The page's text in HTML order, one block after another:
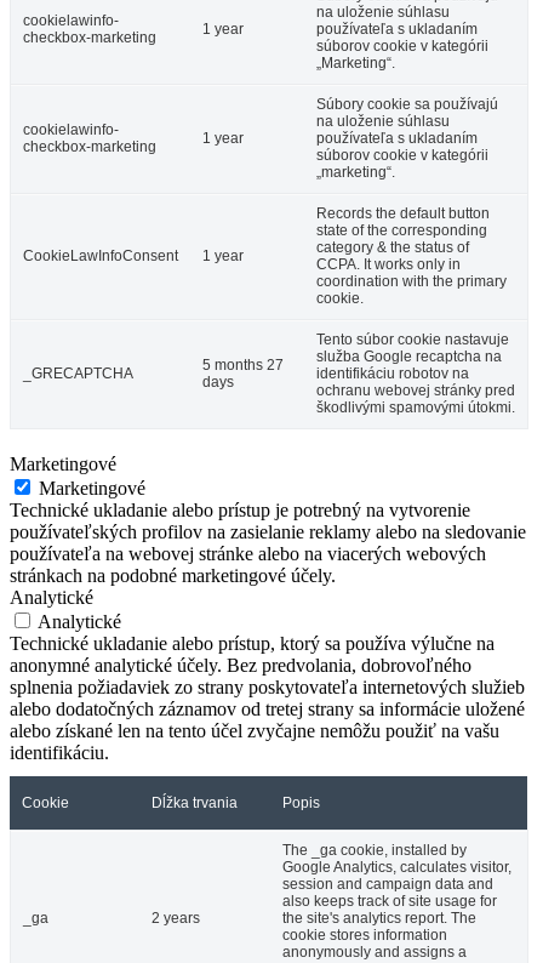
cookielawinfo-
checkbox-marketing
1 year
na uloženie súhlasu
používateľa s ukladaním
súborov cookie v kategórii
„Marketing“.
cookielawinfo-
checkbox-marketing
1 year
Súbory cookie sa používajú
na uloženie súhlasu
používateľa s ukladaním
súborov cookie v kategórii
„marketing“.
CookieLawInfoConsent 1 year
Records the default button
state of the corresponding
category & the status of
CCPA. It works only in
coordination with the primary
cookie.
_GRECAPTCHA
5 months 27
days
Tento súbor cookie nastavuje
služba Google recaptcha na
identifikáciu robotov na
ochranu webovej stránky pred
škodlivými spamovými útokmi.
Marketingové
Marketingové
Technické ukladanie alebo prístup je potrebný na vytvorenie
používateľských profilov na zasielanie reklamy alebo na sledovanie
používateľa na webovej stránke alebo na viacerých webových
stránkach na podobné marketingové účely.
Analytické
Analytické
Technické ukladanie alebo prístup, ktorý sa používa výlučne na
anonymné analytické účely. Bez predvolania, dobrovoľného
splnenia požiadaviek zo strany poskytovateľa internetových služieb
alebo dodatočných záznamov od tretej strany sa informácie uložené
alebo získané len na tento účel zvyčajne nemôžu použiť na vašu
identifikáciu.
Cookie Dĺžka trvania Popis
_ga 2 years
The _ga cookie, installed by
Google Analytics, calculates visitor,
session and campaign data and
also keeps track of site usage for
the site's analytics report. The
cookie stores information
anonymously and assigns a